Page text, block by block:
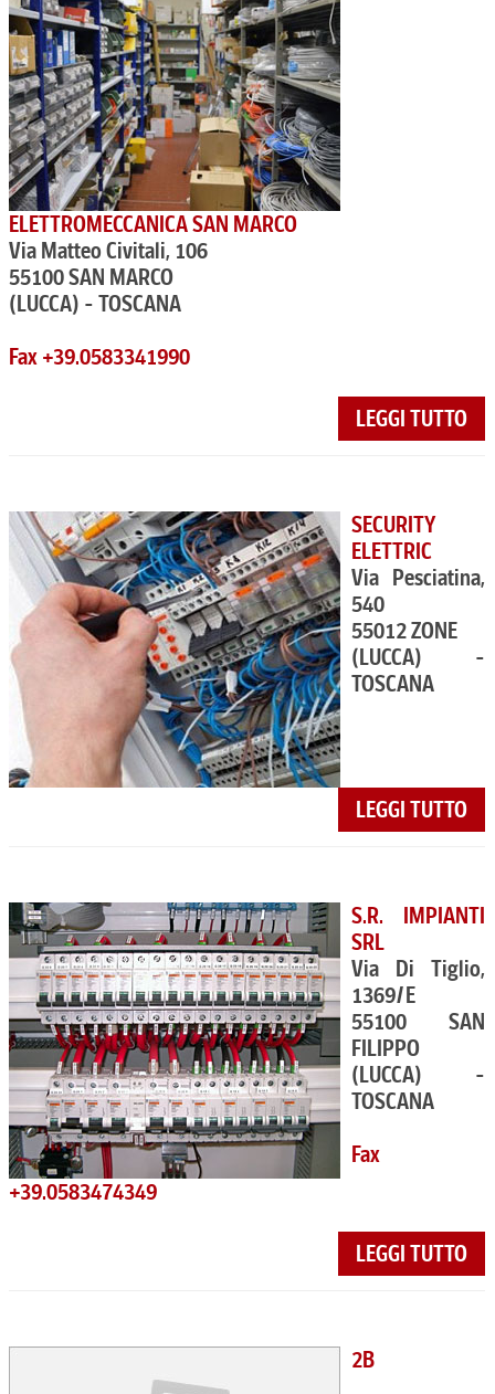
ELETTROMECCANICA SAN MARCO
Via Matteo Civitali, 106
55100 SAN MARCO
(LUCCA) - TOSCANA
Fax +39.0583341990
LEGGI TUTTO
SECURITY
ELETTRIC
Via Pesciatina,
540
55012 ZONE
(LUCCA) -
TOSCANA
LEGGI TUTTO
S.R. IMPIANTI
SRL
Via Di Tiglio,
1369/E
55100 SAN
FILIPPO
(LUCCA) -
TOSCANA
Fax
+39.0583474349
LEGGI TUTTO
2B